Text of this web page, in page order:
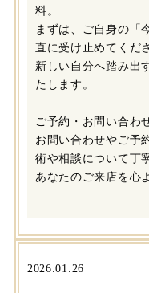
料。
まずは、ご自身の「
直に受け止めてくだ
新しい自分へ踏み出
たします。
ご予約・お問い合わ
お問い合わせやご予
術や相談について丁
あなたのご来店を心
2026.01.26